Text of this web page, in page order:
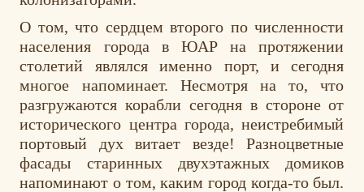
О том, что сердцем второго по численности
населения города в ЮАР на протяжении
столетий являлся именно порт, и сегодня
многое напоминает. Несмотря на то, что
разгружаются корабли сегодня в стороне от
исторического центра города, неистребимый
портовый дух витает везде! Разноцветные
фасады старинных двухэтажных домиков
напоминают о том, каким город когда-то был.